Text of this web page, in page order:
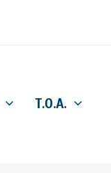
T.O.A.